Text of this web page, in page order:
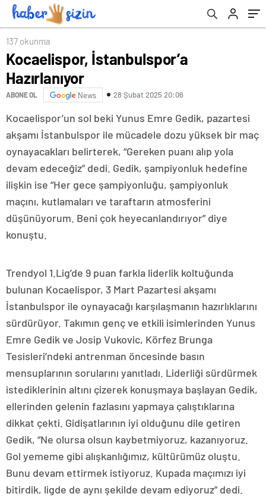
137 okunma
Kocaelispor, İstanbulspor’a
Hazırlanıyor
ABONE OL News 28 Şubat 2025 20:06
Kocaelispor’un sol beki Yunus Emre Gedik, pazartesi
akşamı İstanbulspor ile mücadele dozu yüksek bir maç
oynayacakları belirterek, “Gereken puanı alıp yola
devam edeceğiz” dedi. Gedik, şampiyonluk hedefine
ilişkin ise “Her gece şampiyonluğu, şampiyonluk
maçını, kutlamaları ve taraftarın atmosferini
düşünüyorum. Beni çok heyecanlandırıyor” diye
konuştu.
Trendyol 1.Lig’de 9 puan farkla liderlik koltuğunda
bulunan Kocaelispor, 3 Mart Pazartesi akşamı
İstanbulspor ile oynayacağı karşılaşmanın hazırlıklarını
sürdürüyor. Takımın genç ve etkili isimlerinden Yunus
Emre Gedik ve Josip Vukovic, Körfez Brunga
Tesisleri’ndeki antrenman öncesinde basın
mensuplarının sorularını yanıtladı. Liderliği sürdürmek
istediklerinin altını çizerek konuşmaya başlayan Gedik,
ellerinden gelenin fazlasını yapmaya çalıştıklarına
dikkat çekti. Gidişatlarının iyi olduğunu dile getiren
Gedik, “Ne olursa olsun kaybetmiyoruz, kazanıyoruz.
Gol yememe gibi alışkanlığımız, kültürümüz oluştu.
Bunu devam ettirmek istiyoruz. Kupada maçımızı iyi
bitirdik, ligde de aynı şekilde devam ediyoruz” dedi.